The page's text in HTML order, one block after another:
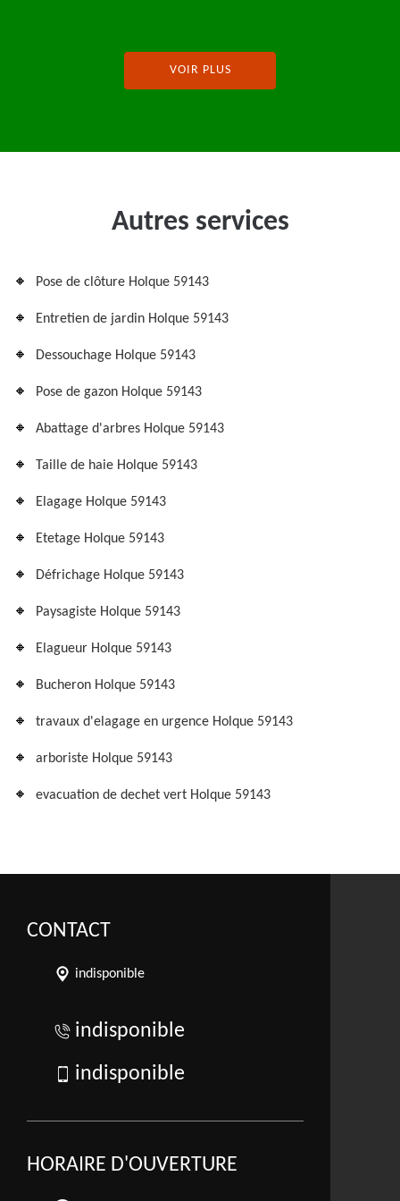
VOIR PLUS
Autres services
Pose de clôture Holque 59143
Entretien de jardin Holque 59143
Dessouchage Holque 59143
Pose de gazon Holque 59143
Abattage d'arbres Holque 59143
Taille de haie Holque 59143
Elagage Holque 59143
Etetage Holque 59143
Défrichage Holque 59143
Paysagiste Holque 59143
Elagueur Holque 59143
Bucheron Holque 59143
travaux d'elagage en urgence Holque 59143
arboriste Holque 59143
evacuation de dechet vert Holque 59143
CONTACT
indisponible
indisponible
indisponible
HORAIRE D'OUVERTURE